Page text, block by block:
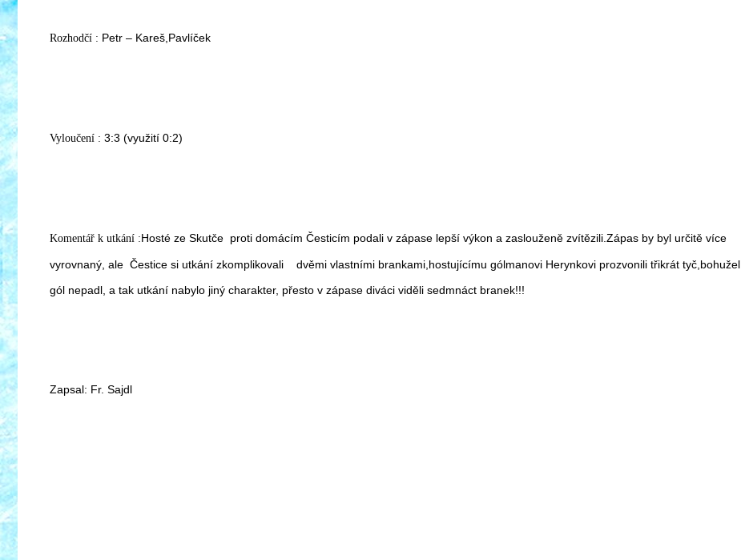
Rozhodčí : Petr – Kareš,Pavlíček
Vyloučení : 3:3 (využití 0:2)
Komentář k utkání :Hosté ze Skutče proti domácím Česticím podali v zápase lepší výkon a zaslouženě zvítězili.Zápas by byl určitě více
vyrovnaný, ale Čestice si utkání zkomplikovali dvěmi vlastními brankami,hostujícímu gólmanovi Herynkovi prozvonili třikrát tyč,bohužel
gól nepadl, a tak utkání nabylo jiný charakter, přesto v zápase diváci viděli sedmnáct branek!!!
Zapsal: Fr. Sajdl